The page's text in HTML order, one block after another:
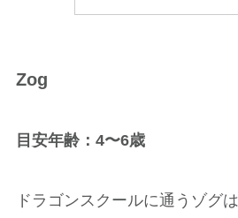
Zog
目安年齢：4〜6歳
ドラゴンスクールに通うゾグ